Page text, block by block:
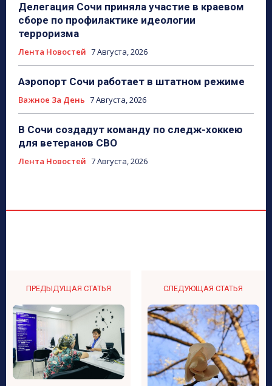
Делегация Сочи приняла участие в краевом
сборе по профилактике идеологии
терроризма
Лента Новостей 7 Августа, 2026
Аэропорт Сочи работает в штатном режиме
Важное За День 7 Августа, 2026
В Сочи создадут команду по следж-хоккею
для ветеранов СВО
Лента Новостей 7 Августа, 2026
ПРЕДЫДУЩАЯ СТАТЬЯ СЛЕДУЮЩАЯ СТАТЬЯ